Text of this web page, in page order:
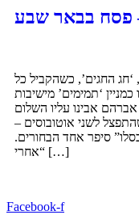
פסח בבאר שבע
‘חג החגים’, כשהקביל כל
‘תמימים’ מישיבות
אבינו עליו השלום
לשני אוטובוסים –
סיפר אחד הבחורים.
“אחרי […]
Facebook-f